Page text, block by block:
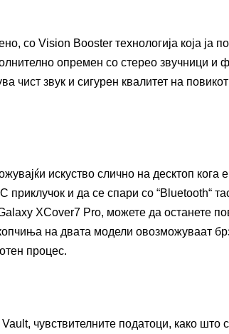
со Vision Booster технологија која ја
опремен со стерео звучници и
звук и сигурен квалитет на
искуство слично на десктоп кога
и да се спари со “Bluetooth“
XCover7 Pro, можете да останете
на двата модели овозможуваат
процес.
чувствителните податоци, како што